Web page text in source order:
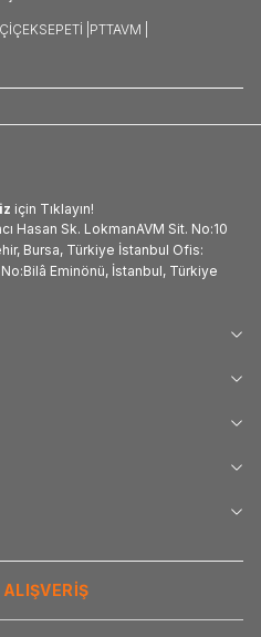
ÇIÇEKSEPETI | PTTAVM |
için Tıklayın!
Hasan Sk. LokmanAVM Sit. No:10
Bursa, Türkiye İstanbul Ofis:
No:Bilâ Eminönü, İstanbul, Türkiye
ALIŞVERİŞ